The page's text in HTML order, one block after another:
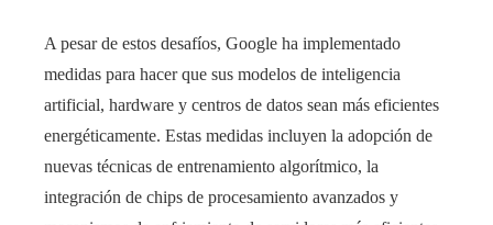
A pesar de estos desafíos, Google ha implementado
medidas para hacer que sus modelos de inteligencia
artificial, hardware y centros de datos sean más eficientes
energéticamente. Estas medidas incluyen la adopción de
nuevas técnicas de entrenamiento algorítmico, la
integración de chips de procesamiento avanzados y